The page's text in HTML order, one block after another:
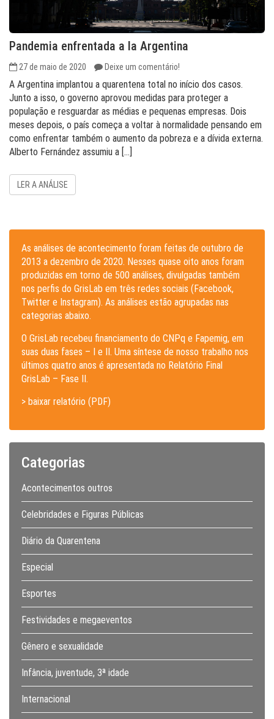
Pandemia enfrentada a la Argentina
27 de maio de 2020 Deixe um comentário!
A Argentina implantou a quarentena total no início dos casos.
Junto a isso, o governo aprovou medidas para proteger a
população e resguardar as médias e pequenas empresas. Dois
meses depois, o país começa a voltar à normalidade pensando em
como enfrentar também o aumento da pobreza e a dívida externa.
Alberto Fernández assumiu a […]
LER A ANÁLISE
As análises de acontecimento foram feitas de outubro de
2013 a dezembro de 2020. Nesses quase oito anos foram
produzidas em torno de 500 análises, divulgadas também
nos perfis do GrisLab em três redes sociais (Facebook,
Twitter e Instagram). As análises estão agrupadas nas
categorias abaixo.
O GrisLab recebeu financiamento do CNPq e Fapemig, em
suas duas fases – I e II. Uma síntese de nosso trabalho nos
últimos quatro anos é apresentada no Relatório Final
GrisLab – Fase II.
> baixar relatório (PDF)
Categorias
Acontecimentos outros
Celebridades e Figuras Públicas
Diário da Quarentena
Especial
Esportes
Festividades e megaeventos
Gênero e sexualidade
Infância, juventude, 3ª idade
Internacional